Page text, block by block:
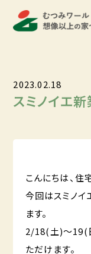
2023.02.18
スミノイエ
こんにちは、住
今回はスミノ
ます。
2/18(土)～19(
ただけます。